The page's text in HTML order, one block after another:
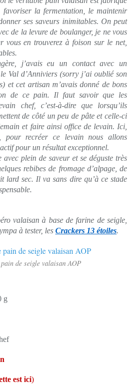
la fermentation, le maintenir
ses saveurs inimitables. On peut
de la levure de boulanger, je ne vous
vous en trouverez à foison sur le net,
j’avais eu un contact avec un
Val d’Anniviers (sorry j’ai oublié son
et cet artisan m’avais donné de bons
de ce pain. Il faut savoir que les
chef, c’est-à-dire que lorsqu’ils
de côté un peu de pâte et celle-ci
et faire ainsi office de levain. Ici,
pour recréer ce levain nous allons
pour un résultat exceptionnel.
plein de saveur et se déguste très
rebibes de fromage d’alpage, de
lard sec. Il va sans dire qu’à ce stade
valaisan à base de farine de seigle,
à tester, les Crackers 13 étoiles.
de seigle valaisan AOP
g
est ici)